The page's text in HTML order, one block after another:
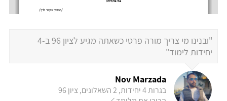
"ובנינו מי צריך מורה פרטי כשאתה מגיע לציון 96 ב-4
יחידות לימוד"
Nov Marzada
בגרות 4 יחידות, 2 השאלונים, ציון 96